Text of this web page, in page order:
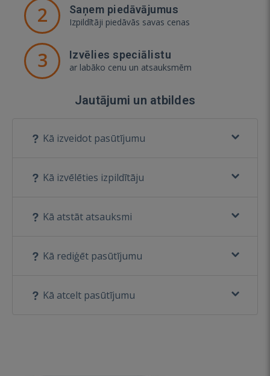
2 Saņem piedāvājumus
Izpildītāji piedāvās savas cenas
3 Izvēlies speciālistu
ar labāko cenu un atsauksmēm
Jautājumi un atbildes
Kā izveidot pasūtījumu
Kā izvēlēties izpildītāju
Kā atstāt atsauksmi
Kā rediģēt pasūtījumu
Kā atcelt pasūtījumu